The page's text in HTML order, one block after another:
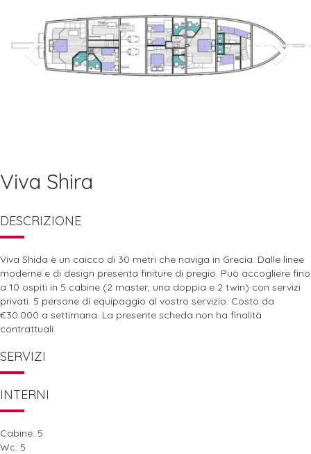
Viva Shira
DESCRIZIONE
Viva Shida è un caicco di 30 metri che naviga in Grecia. Dalle linee
moderne e di design presenta finiture di pregio. Può accogliere fino
a 10 ospiti in 5 cabine (2 master, una doppia e 2 twin) con servizi
privati. 5 persone di equipaggio al vostro servizio. Costo da
€30.000 a settimana. La presente scheda non ha finalità
contrattuali.
SERVIZI
INTERNI
Cabine: 5
Wc: 5